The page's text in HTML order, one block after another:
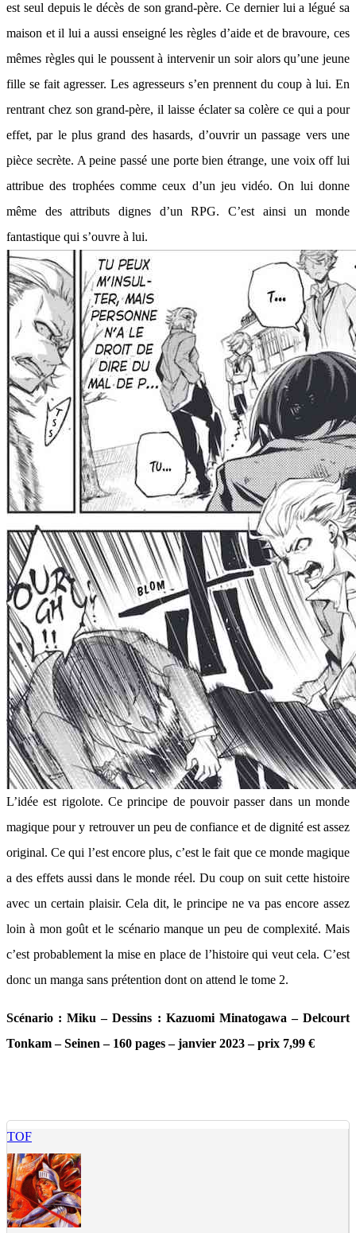
est seul depuis le décès de son grand-père. Ce dernier lui a légué sa
maison et il lui a aussi enseigné les règles d’aide et de bravoure, ces
mêmes règles qui le poussent à intervenir un soir alors qu’une jeune
fille se fait agresser. Les agresseurs s’en prennent du coup à lui. En
rentrant chez son grand-père, il laisse éclater sa colère ce qui a pour
effet, par le plus grand des hasards, d’ouvrir un passage vers une
pièce secrète. A peine passé une porte bien étrange, une voix off lui
attribue des trophées comme ceux d’un jeu vidéo. On lui donne
même des attributs dignes d’un RPG. C’est ainsi un monde
fantastique qui s’ouvre à lui.
L’idée est rigolote. Ce principe de pouvoir passer dans un monde
magique pour y retrouver un peu de confiance et de dignité est assez
original. Ce qui l’est encore plus, c’est le fait que ce monde magique
a des effets aussi dans le monde réel. Du coup on suit cette histoire
avec un certain plaisir. Cela dit, le principe ne va pas encore assez
loin à mon goût et le scénario manque un peu de complexité. Mais
c’est probablement la mise en place de l’histoire qui veut cela. C’est
donc un manga sans prétention dont on attend le tome 2.
Scénario : Miku – Dessins : Kazuomi Minatogawa – Delcourt
Tonkam – Seinen – 160 pages – janvier 2023 – prix 7,99 €
TOF